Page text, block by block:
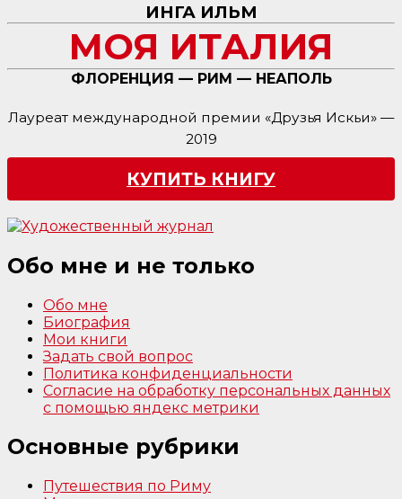
ИНГА ИЛЬМ
МОЯ ИТАЛИЯ
ФЛОРЕНЦИЯ — РИМ — НЕАПОЛЬ
Лауреат международной премии «Друзья Искьи» —
2019
КУПИТЬ КНИГУ
Обо мне и не только
Обо мне
Биография
Мои книги
Задать свой вопрос
Политика конфиденциальности
Согласие на обработку персональных данных
с помощью яндекс метрики
Основные рубрики
Путешествия по Риму